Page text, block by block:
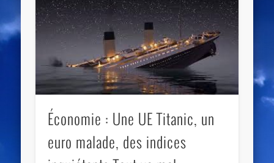
Économie : Une UE Titanic, un
euro malade, des indices